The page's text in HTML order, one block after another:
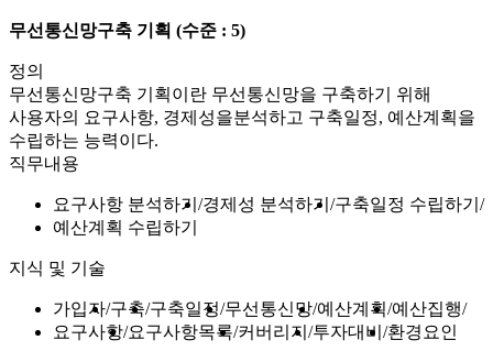
무선통신망구축 기획 (수준 : 5)
정의
무선통신망구축 기획이란 무선통신망을 구축하기 위해
사용자의 요구사항, 경제성을분석하고 구축일정, 예산계획을
수립하는 능력이다.
직무내용
요구사항 분석하기 경제성 분석하기
구축일정 수립하기
예산계획 수립하기
지식 및 기술
가입자 구축 구축일정 무선통신망 예산계획 예산집행
요구사항 요구사항목록 커버리지 투자대비 환경요인